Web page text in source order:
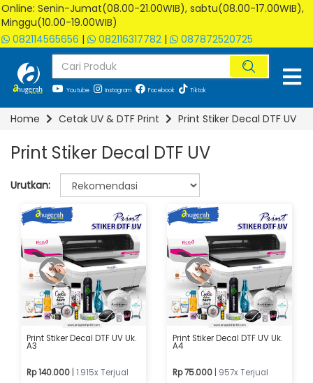
Online: Senin-Jumat(08.00-21.00WIB), sabtu(08.00-17.00WIB),
Minggu(10.00-19.00WIB)
082114565656 | 082116317782 | 087872520725
Youtube Instagram Facebook Tiktok
Home Cetak UV & DTF Print Print Stiker Decal DTF UV
Print Stiker Decal DTF UV
Urutkan:
Print Stiker Decal DTF UV Uk.
A3
Rp 140.000 1.915x Terjual
Print Stiker Decal DTF UV Uk.
A4
Rp 75.000 957x Terjual